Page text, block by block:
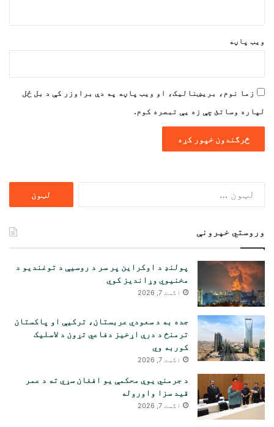
ویب پاڼه
زما نوم، بریښنالیک، او ویب پاڼه په دې براوزر کې د بل ځل
لپاره وساتئ چې زه یې تبصره کوم.
وروستي خپرونې
پولنډ د اوکراین پر سر د روسیې د توغندیو د
مخنیوي وړاندیز کوي
اگست 7, 2026
جده به د سعودي عربستان، ترکیې او پاکستان
ترمنځ د درې اړخیز دفاعي تړون د لاسلیک
کوربه وي
اگست 7, 2026
د جرمني یوې محکمې یو افغان سړي ته د عمر
قید سزا واوروله
اگست 7, 2026